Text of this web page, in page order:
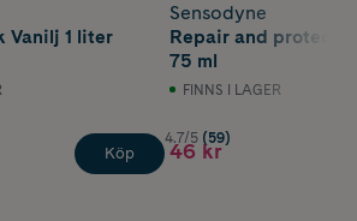
Vanilj 1 liter
Köp
Sensodyne
Repair and protect
75 ml
FINNS I LAGER
4.7/5 (59)
46 kr